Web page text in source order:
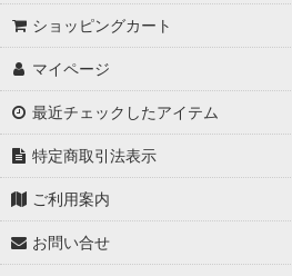
ショッピングカート
マイページ
最近チェックしたアイテム
特定商取引法表示
ご利用案内
お問い合せ